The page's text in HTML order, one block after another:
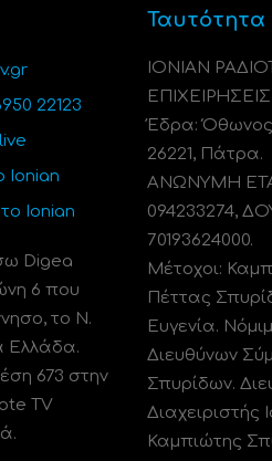
22123
Ionian
Ionian
Digea
6 που
το N.
Ελλάδα.
673 στην
TV
Ταυτότητα
ΙΟΝΙΑΝ
Έδρα: Όθωνος
26221, Πάτρα.
ΑΝΩΝΥΜΗ
094233274,
70193624000.
Μέτοχοι:
Πέττας
Ευγενία.
Διευθύνων
Σπυρίδων.
Διαχειριστής
Καμπιώτης